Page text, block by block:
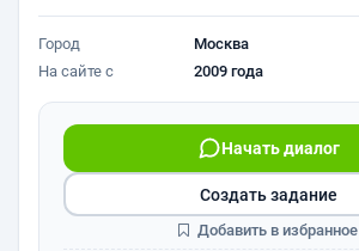
Город
Москва
На сайте с
2009 года
Начать диалог
Создать задание
Добавить в избранное